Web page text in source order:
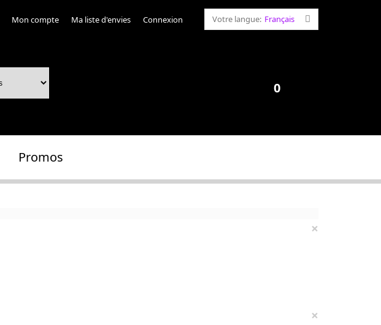
Votre langue: Français
Mon compte Ma liste d'envies Connexion
0
Promos
×
×